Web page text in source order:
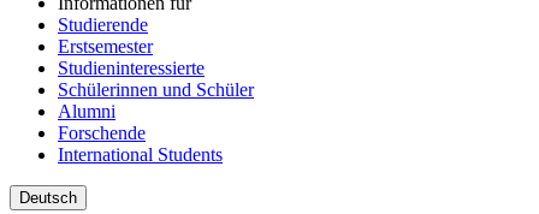
Studierende
Erstsemester
Studieninteressierte
Schülerinnen und Schüler
Alumni
Forschende
International Students
Deutsch